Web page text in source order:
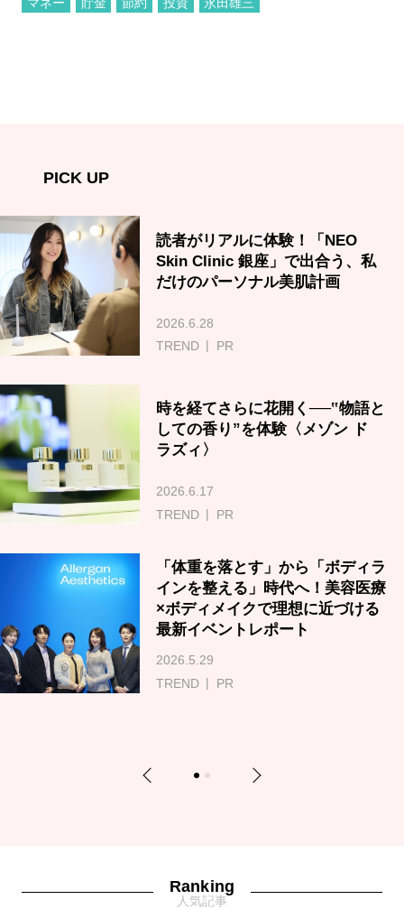
PICK UP
読者がリアルに体験！「NEO
Skin Clinic 銀座」で出合う、私
だけのパーソナル美肌計画
2026.6.28
TREND
PR
時を経てさらに花開く──‟物語と
しての香り”を体験〈メゾン ド
ラズィ〉
2026.6.17
TREND
PR
「体重を落とす」から「ボディラ
インを整える」時代へ！美容医療
×ボディメイクで理想に近づける
最新イベントレポート
2026.5.29
TREND
PR
Previous 1 2 Next
Ranking
人気記事